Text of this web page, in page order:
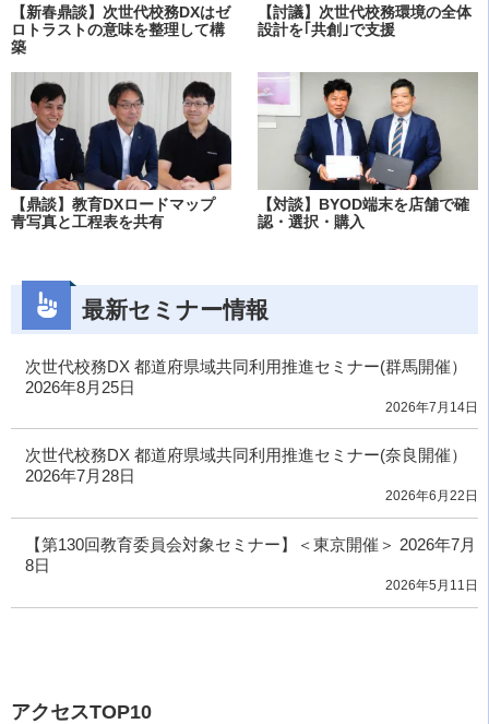
【新春鼎談】次世代校務DXはゼ
ロトラストの意味を整理して構
築
【討議】次世代校務環境の全体
設計を｢共創｣で支援
【鼎談】教育DXロードマップ
青写真と工程表を共有
【対談】BYOD端末を店舗で確
認・選択・購入
最新セミナー情報
次世代校務DX 都道府県域共同利用推進セミナー(群馬開催）
2026年8月25日
2026年7月14日
次世代校務DX 都道府県域共同利用推進セミナー(奈良開催）
2026年7月28日
2026年6月22日
【第130回教育委員会対象セミナー】＜東京開催＞ 2026年7月
8日
2026年5月11日
アクセスTOP10